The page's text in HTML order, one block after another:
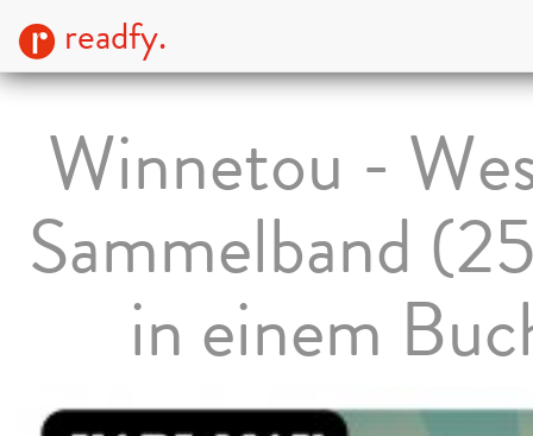
readfy.
Winnetou -
Sammelband
in einem